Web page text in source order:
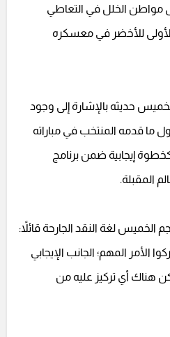
الخلل في التعاطي
الأولى للأخضر في معسكره
حديثه بالإشارة إلى وجود
ما قدمه المنتخب في مباراته
كخطوة إيجابية ضمن برنامج
المقبلة.
لغة النقد الجارحة قائلاً:
الأمر المهم؛ الجانب الإيجابي
هناك أي تركيز عليه من